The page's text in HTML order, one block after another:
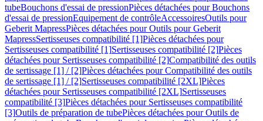
tubeBouchons d'essai de pressionPièces détachées pour Bouchons
d'essai de pressionEquipement de contrôleAccessoiresOutils pour
Geberit MapressPièces détachées pour Outils pour Geberit
MapressSertisseuses compatibilité [1]Pièces détachées pour
Sertisseuses compatibilité [1]Sertisseuses compatibilité [2]Pièces
détachées pour Sertisseuses compatibilité [2]Compatibilité des outils
de sertissage [1] / [2]Pièces détachées pour Compatibilité des outils
de sertissage [1] / [2]Sertisseuses compatibilité [2XL]Pièces
détachées pour Sertisseuses compatibilité [2XL]Sertisseuses
compatibilité [3]Pièces détachées pour Sertisseuses compatibilité
[3]Outils de préparation de tubePièces détachées pour Outils de